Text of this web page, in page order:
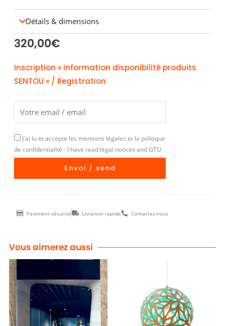
Détails & dimensions
320,00€
Inscription « information disponibilité produits
SENTOU » / Registration
J'ai lu et accepte les mentions légales et la politique
de confidentialité - I have read legal notices and GTU
Envoi / send
Paiement sécurisé Livraison rapide Contactez-nous
Vous aimerez aussi